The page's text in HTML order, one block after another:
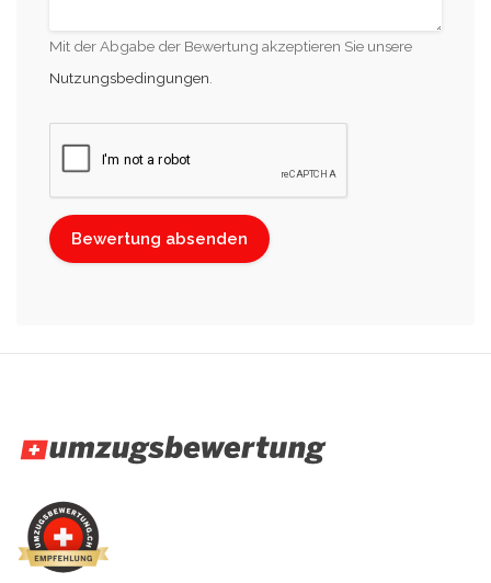
Mit der Abgabe der Bewertung akzeptieren Sie unsere
Nutzungsbedingungen